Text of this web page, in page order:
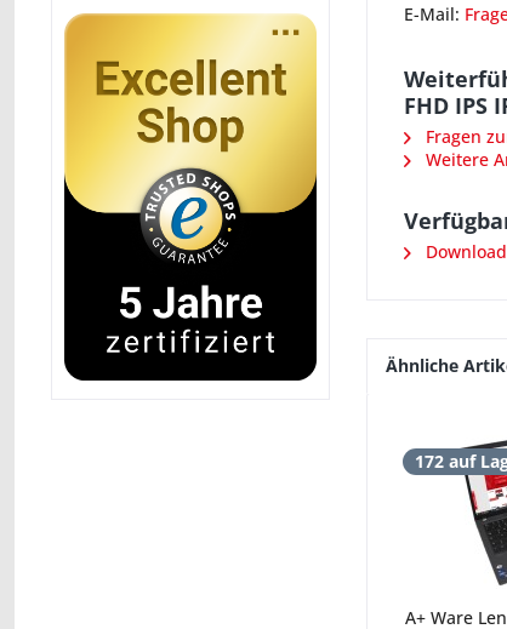
E-Mail:
FHD IPS
Fragen
Weitere
Ähnliche
172 auf
A+ Ware